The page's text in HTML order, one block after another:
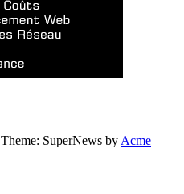
Theme: SuperNews by Acme